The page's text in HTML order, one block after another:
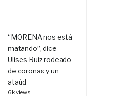
“MORENA nos está
matando”, dice
Ulises Ruiz rodeado
de coronas y un
ataúd
6k views